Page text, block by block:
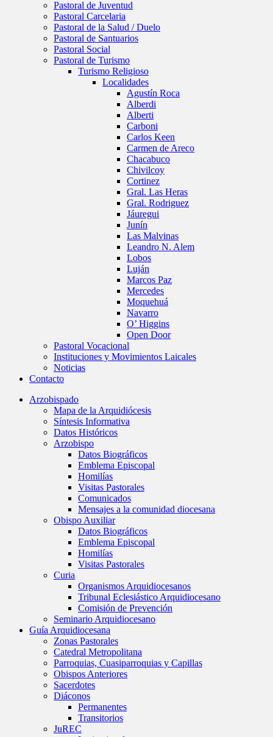
Pastoral de Juventud
Pastoral Carcelaria
Pastoral de la Salud / Duelo
Pastoral de Santuarios
Pastoral Social
Pastoral de Turismo
Turismo Religioso
Localidades
Agustín Roca
Alberdi
Alberti
Carboni
Carlos Keen
Carmen de Areco
Chacabuco
Chivilcoy
Cortinez
Gral. Las Heras
Gral. Rodriguez
Jáuregui
Junín
Las Malvinas
Leandro N. Alem
Lobos
Luján
Marcos Paz
Mercedes
Moquehuá
Navarro
O’ Higgins
Open Door
Pastoral Vocacional
Instituciones y Movimientos Laicales
Noticias
Contacto
Arzobispado
Mapa de la Arquidiócesis
Síntesis Informativa
Datos Históricos
Arzobispo
Datos Biográficos
Emblema Episcopal
Homilías
Visitas Pastorales
Comunicados
Mensajes a la comunidad diocesana
Obispo Auxiliar
Datos Biográficos
Emblema Episcopal
Homilías
Visitas Pastorales
Curia
Organismos Arquidiocesanos
Tribunal Eclesiástico Arquidiocesano
Comisión de Prevención
Seminario Arquidiocesano
Guía Arquidiocesana
Zonas Pastorales
Catedral Metropolitana
Parroquias, Cuasiparroquias y Capillas
Obispos Anteriores
Sacerdotes
Diáconos
Permanentes
Transitorios
JuREC